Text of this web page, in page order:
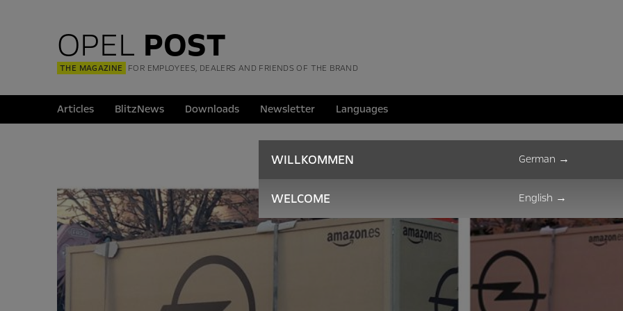
OPEL POST
THE MAGAZINE FOR EMPLOYEES, DEALERS AND FRIENDS OF THE BRAND
Articles BlitzNews Downloads Newsletter Languages
WILLKOMMEN German →
WELCOME English →